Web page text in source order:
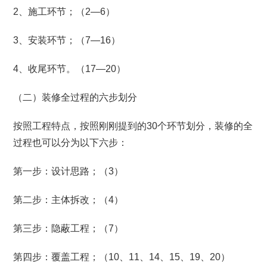
2、施工环节；（2—6）
3、安装环节；（7—16）
4、收尾环节。（17—20）
（二）装修全过程的六步划分
按照工程特点，按照刚刚提到的30个环节划分，装修的全
过程也可以分为以下六步：
第一步：设计思路；（3）
第二步：主体拆改；（4）
第三步：隐蔽工程；（7）
第四步：覆盖工程；（10、11、14、15、19、20）